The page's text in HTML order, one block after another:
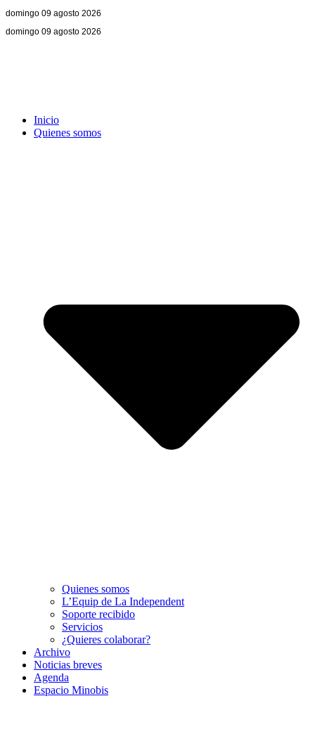
domingo 09 agosto 2026
domingo 09 agosto 2026
Inicio
Quienes somos
Quienes somos
L’Equip de La Independent
Soporte recibido
Servicios
¿Quieres colaborar?
Archivo
Noticias breves
Agenda
Espacio Minobis